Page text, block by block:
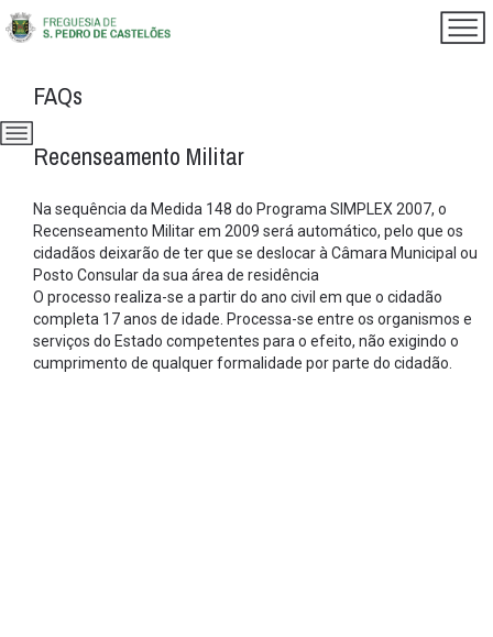
FAQs
Recenseamento Militar
Na sequência da Medida 148 do Programa SIMPLEX 2007, o
Recenseamento Militar em 2009 será automático, pelo que os
cidadãos deixarão de ter que se deslocar à Câmara Municipal ou
Posto Consular da sua área de residência
O processo realiza-se a partir do ano civil em que o cidadão
completa 17 anos de idade. Processa-se entre os organismos e
serviços do Estado competentes para o efeito, não exigindo o
cumprimento de qualquer formalidade por parte do cidadão.